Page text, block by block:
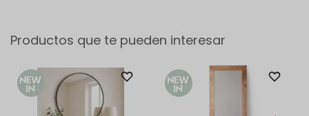
Productos que te pueden interesar